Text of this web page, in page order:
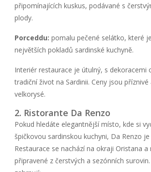
připomínajících kuskus, podávané s
plody.
Porceddu: pomalu pečené selátko, které
největších pokladů sardinské kuchyně.
Interiér restaurace je útulný, s dekoracemi
tradiční život na Sardinii. Ceny jsou příznivé
velkorysé.
2. Ristorante Da Renzo
Pokud hledáte elegantnější místo, kde si
špičkovou sardinskou kuchyni, Da Renzo
Restaurace se nachází na okraji Oristana
připravené z čerstvých a sezónních